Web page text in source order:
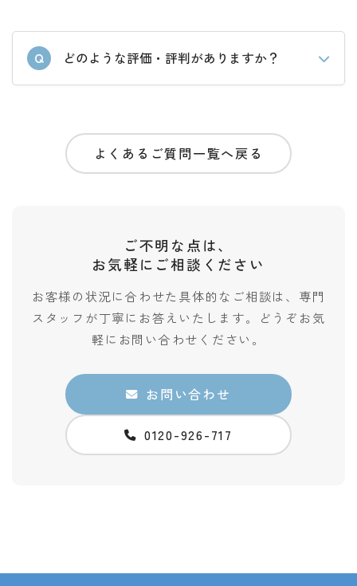
Q どのような評価・評判がありますか？
よくあるご質問一覧へ戻る
ご不明な点は、
お気軽にご相談ください
お客様の状況に合わせた具体的なご相談は、専門
スタッフが丁寧にお答えいたします。どうぞお気
軽にお問い合わせください。
お問い合わせ
0120-926-717